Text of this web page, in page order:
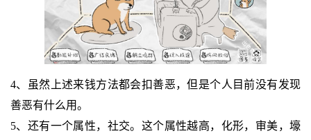
4、虽然上述来钱方法都会扣善恶，但是个人目前没有发现
善恶有什么用。
5、还有一个属性，社交。这个属性越高，化形，审美，壕